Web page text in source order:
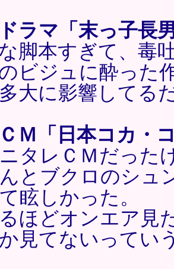
ラマ「末っ子長
脚本すぎて、毒
ビジュに酔った
大に影響してる
Ｍ「日本コカ
タレＣＭだった
とブクロのシ
眩しかった。
ほどオンエア見
見てないってい